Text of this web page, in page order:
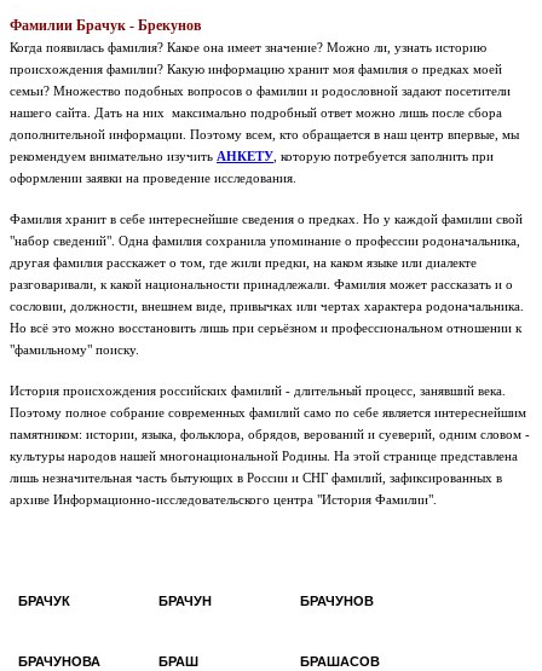
Фамилии Брачук - Брекунов
Когда появилась фамилия? Какое она имеет значение? Можно ли, узнать историю
происхождения фамилии? Какую информацию хранит моя фамилия о предках моей
семьи? Множество подобных вопросов о фамилии и родословной задают посетители
нашего сайта. Дать на них максимально подробный ответ можно лишь после сбора
дополнительной информации. Поэтому всем, кто обращается в наш центр впервые, мы
рекомендуем внимательно изучить АНКЕТУ , которую потребуется заполнить при
оформлении заявки на проведение исследования.
Фамилия хранит в себе интереснейшие сведения о предках. Но у каждой фамилии свой
"набор сведений". Одна фамилия сохранила упоминание о профессии родоначальника,
другая фамилия расскажет о том, где жили предки, на каком языке или диалекте
разговаривали, к какой национальности принадлежали. Фамилия может рассказать и о
сословии, должности, внешнем виде, привычках или чертах характера родоначальника.
Но всё это можно восстановить лишь при серьёзном и профессиональном отношении к
"фамильному" поиску.
История происхождения российских фамилий - длительный процесс, занявший века.
Поэтому полное собрание современных фамилий само по себе является интереснейшим
памятником: истории, языка, фольклора, обрядов, верований и суеверий, одним словом -
культуры народов нашей многонациональной Родины. На этой странице представлена
лишь незначительная часть бытующих в России и СНГ фамилий, зафиксированных в
архиве Информационно-исследовательского центра "История Фамилии".
БРАЧУК БРАЧУН БРАЧУНОВ
БРАЧУНОВА БРАШ БРАШАСОВ